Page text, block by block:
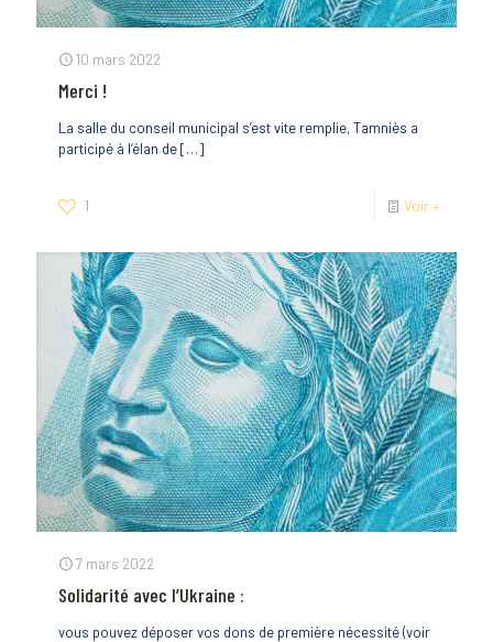
10 mars 2022
Merci !
La salle du conseil municipal s’est vite remplie, Tamniès a
participé à l’élan de[…]
1 Voir +
7 mars 2022
Solidarité avec l’Ukraine :
vous pouvez déposer vos dons de première nécessité (voir